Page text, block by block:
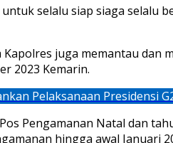
selalu siap siaga selalu
juga memantau dan
2023 Kemarin.
Pelaksanaan Presidensi
Pengamanan Natal dan
hingga awal Januari